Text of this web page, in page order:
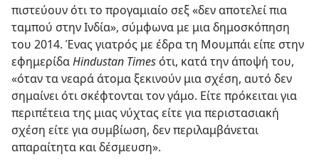
πιστεύουν ότι το προγαμιαίο σεξ «δεν αποτελεί πια
ταμπού στην Ινδία», σύμφωνα με μια δημοσκόπηση
του 2014. Ένας γιατρός με έδρα τη Μουμπάι είπε στην
εφημερίδαHindustan Times ότι, κατά την άποψή του,
«όταν τα νεαρά άτομα ξεκινούν μια σχέση, αυτό δεν
σημαίνει ότι σκέφτονται τον γάμο. Είτε πρόκειται για
περιπέτεια της μιας νύχτας είτε για περιστασιακή
σχέση είτε για συμβίωση, δεν περιλαμβάνεται
απαραίτητα και δέσμευση».